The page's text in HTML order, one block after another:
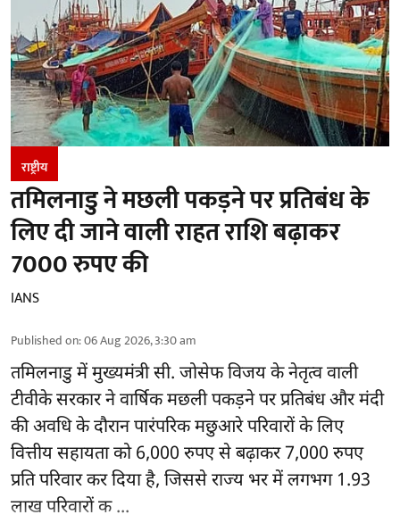
राष्ट्रीय
तमिलनाडु ने मछली पकड़ने पर प्रतिबंध के
लिए दी जाने वाली राहत राशि बढ़ाकर
7000 रुपए की
IANS
Published on:06 Aug 2026, 3:30 am
तमिलनाडुमें मुख्यमंत्री सी. जोसेफ विजय के नेतृत्व वाली
टीवीके सरकार ने वार्षिक मछली पकड़ने पर प्रतिबंध और मंदी
की अवधि के दौरान पारंपरिक मछुआरे परिवारों के लिए
वित्तीय सहायता को 6,000 रुपए से बढ़ाकर 7,000 रुपए
प्रति परिवार कर दिया है, जिससे राज्य भर में लगभग 1.93
लाख परिवारों क ...